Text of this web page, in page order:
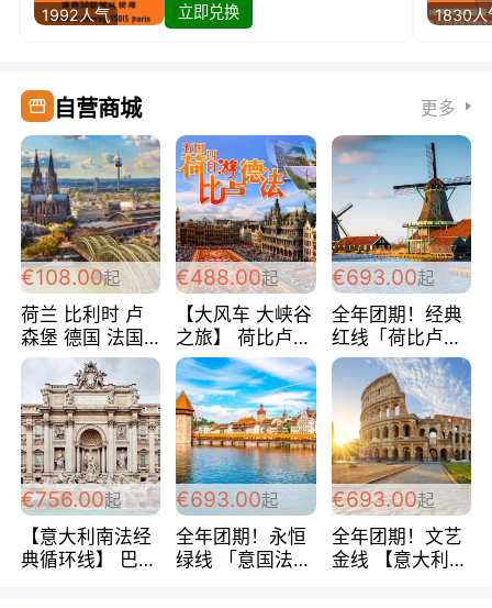
1992人气
立即兑换
1830人
自营商城 更多
€108.00起
荷兰 比利时 卢
森堡 德国 法国
超爽玩遍西欧 循
环线 全程四星宾
馆 108欧/人/天
€488.00起
【大风车 大峡谷
之旅】 荷比卢德
法 巴黎上下 经
典五国四日游
488欧/人
€693.00起
全年团期！经典
红线「荷比卢德
法」七天循环 五
国 仅售99欧/人/
天！巴黎上下！
包拼房~
€756.00起
【意大利南法经
典循环线】 巴黎
€693.00起
全年团期！永恒
绿线 「意国法
€693.00起
全年团期！文艺
金线 【意大利一